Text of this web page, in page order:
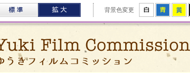
拡大 背景色変更 白 青